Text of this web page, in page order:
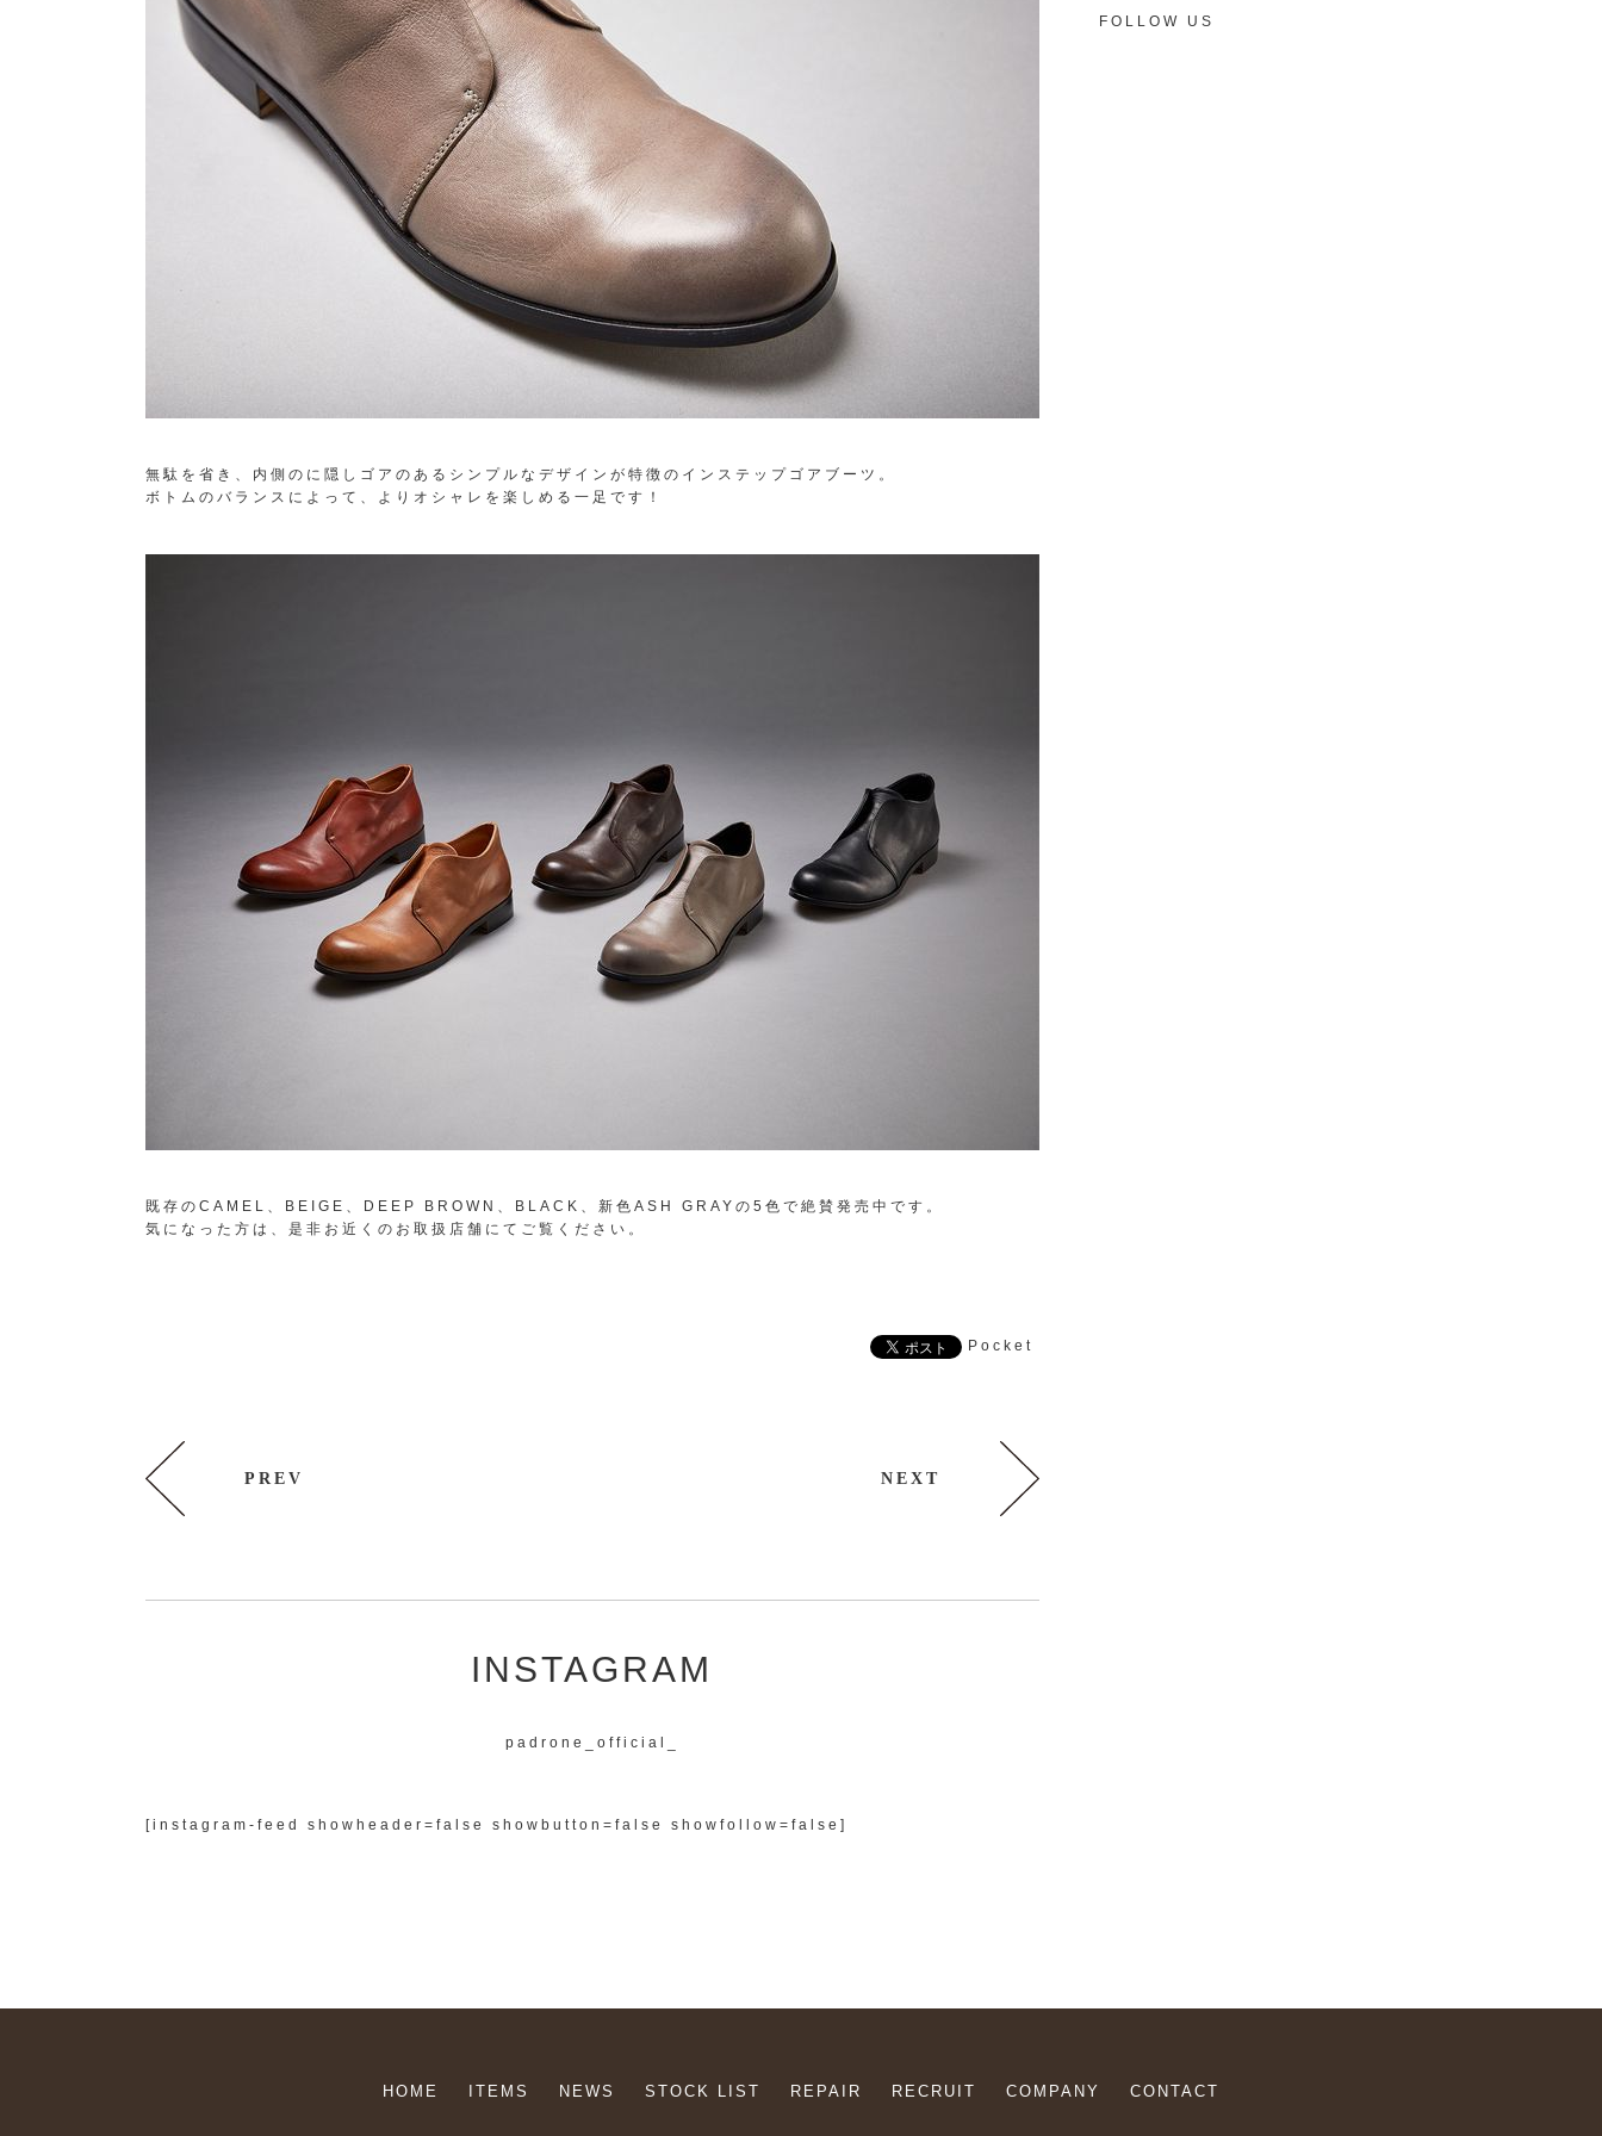
無駄を省き、内側のに隠しゴアのあるシンプルなデザインが特徴のインステップゴアブーツ。
ボトムのバランスによって、よりオシャレを楽しめる一足です！
既存のCAMEL、BEIGE、DEEP BROWN、BLACK、新色ASH GRAYの5色で絶賛発売中です。
気になった方は、是非お近くのお取扱店舗にてご覧ください。
Pocket
PREV NEXT
INSTAGRAM
padrone_official_
[instagram-feed showheader=false showbutton=false showfollow=false]
FOLLOW US
HOME ITEMS NEWS STOCK LIST REPAIR RECRUIT COMPANY CONTACT